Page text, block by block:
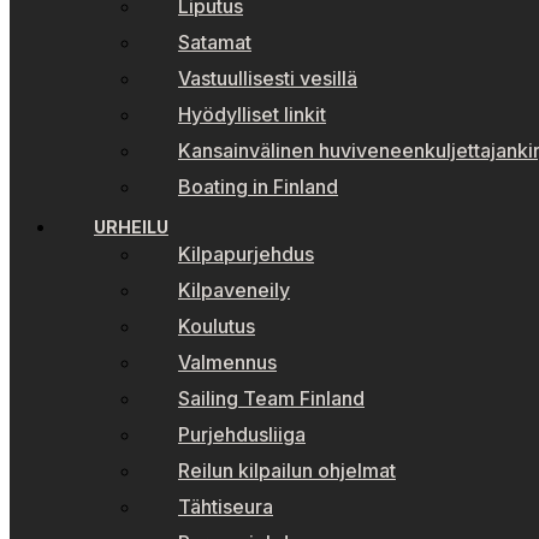
Liputus
Satamat
Vastuullisesti vesillä
Hyödylliset linkit
Kansainvälinen
Boating in Finland
URHEILU
Kilpapurjehdus
Kilpaveneily
Koulutus
Valmennus
Sailing Team Finland
Purjehdusliiga
Reilun kilpailun ohjelmat
Tähtiseura